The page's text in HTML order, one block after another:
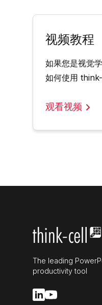
视频教程
如果您是视觉
如何使用
观看视频
The leading
productivity tool